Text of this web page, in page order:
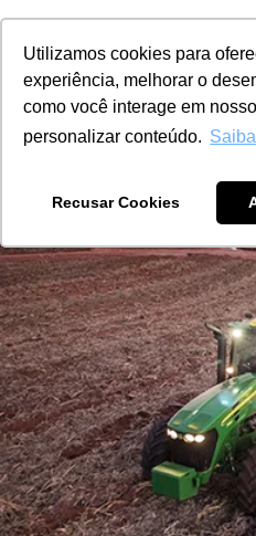
Utilizamos cookies para
experiência, melhorar o
como você interage em
personalizar conteúdo.
Recusar Cookies
menu
Ciarama Máquinas Naviraí
Consórcio